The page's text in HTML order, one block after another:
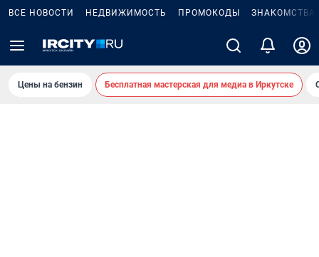
ВСЕ НОВОСТИ НЕДВИЖИМОСТЬ ПРОМОКОДЫ ЗНАКОМСТВА
Цены на бензин Бесплатная мастерская для медиа в Иркутске